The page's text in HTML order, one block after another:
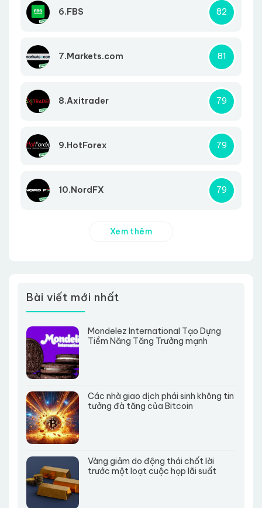
6.FBS 82
7.Markets.com 81
8.Axitrader 79
9.HotForex 79
10.NordFX 79
Xem thêm
Bài viết mới nhất
Mondelez International Tạo Dựng
Tiềm Năng Tăng Trưởng mạnh
Các nhà giao dịch phái sinh không tin
tưởng đà tăng của Bitcoin
Vàng giảm do động thái chốt lời
trước một loạt cuộc họp lãi suất